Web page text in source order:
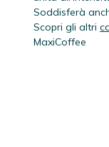
Soddisferà
Scopri gli altri
MaxiCoffee